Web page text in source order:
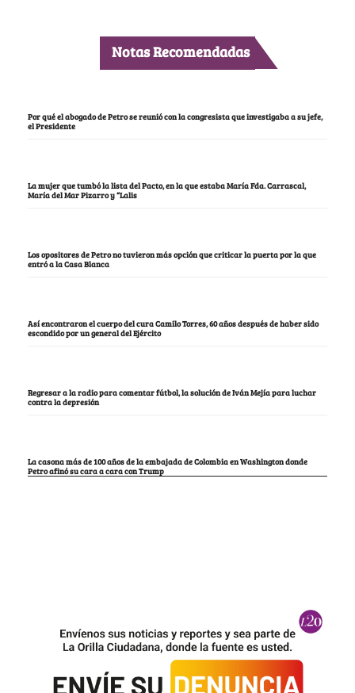
Notas Recomendadas
Por qué el abogado de Petro se reunió con la congresista que investigaba a su jefe,
el Presidente
La mujer que tumbó la lista del Pacto, en la que estaba María Fda. Carrascal,
María del Mar Pizarro y “Lalis
Los opositores de Petro no tuvieron más opción que criticar la puerta por la que
entró a la Casa Blanca
Así encontraron el cuerpo del cura Camilo Torres, 60 años después de haber sido
escondido por un general del Ejército
Regresar a la radio para comentar fútbol, la solución de Iván Mejía para luchar
contra la depresión
La casona más de 100 años de la embajada de Colombia en Washington donde
Petro afinó su cara a cara con Trump